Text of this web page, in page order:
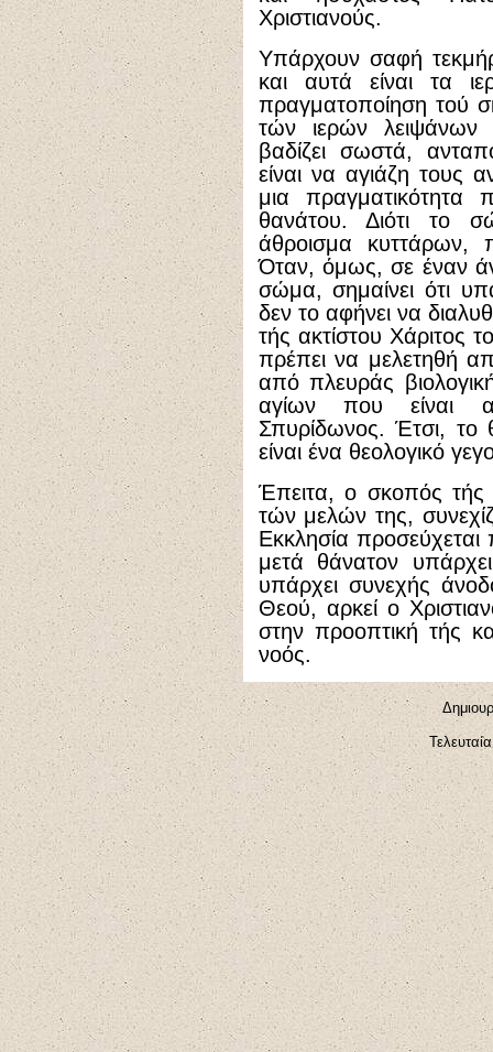
Χριστιανούς.
Υπάρχουν σαφή
και αυτά είναι τα
πραγματοποίηση τού
τών ιερών λειψάνων
βαδίζει σωστά,
είναι να αγιάζη τους
μια πραγματικότητα
θανάτου. Διότι το
άθροισμα κυττάρων,
Όταν, όμως, σε έναν
σώμα, σημαίνει ότι
δεν το αφήνει να
τής ακτίστου Χάριτος
πρέπει να μελετηθή
από πλευράς
αγίων που είναι
Σπυρίδωνος. Έτσι,
είναι ένα θεολογικό
Έπειτα, ο σκοπός τής
τών μελών της,
Εκκλησία προσεύχεται
μετά θάνατον
υπάρχει συνεχής
Θεού, αρκεί ο
στην προοπτική τής
νοός.